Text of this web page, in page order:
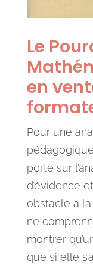
Le
en
Pour une
porte sur
d’évidence
obstacle à
ne
montrer
que si elle